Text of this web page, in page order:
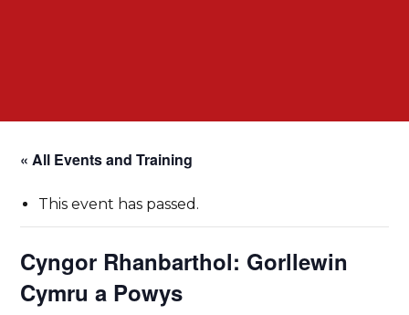
« All Events and Training
This event has passed.
Cyngor Rhanbarthol: Gorllewin
Cymru a Powys